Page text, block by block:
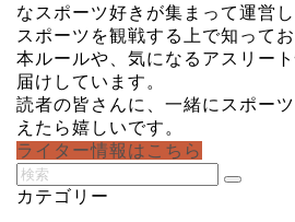
なスポーツ好きが集まって運営し
スポーツを観戦する上で知って
本ルールや、気になるアスリー
届けしています。
読者の皆さんに、一緒にスポー
えたら嬉しいです。
ライター情報はこちら
カテゴリー